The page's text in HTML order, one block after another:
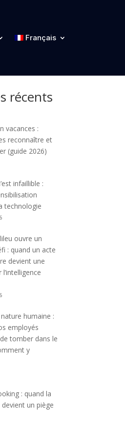
Français
récents
vacances :
reconnaître et
(guide 2026)
infaillible :
technologie
ouvre un
: quand un acte
devient une
humaine :
employés
tomber dans le
y
: quand la
un piège